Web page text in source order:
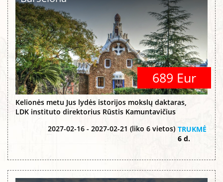
689 Eur
Kelionės metu Jus lydės istorijos mokslų daktaras,
LDK instituto direktorius Rūstis Kamuntavičius
2027-02-16 - 2027-02-21 (liko 6 vietos) TRUKMĖ
6 d.